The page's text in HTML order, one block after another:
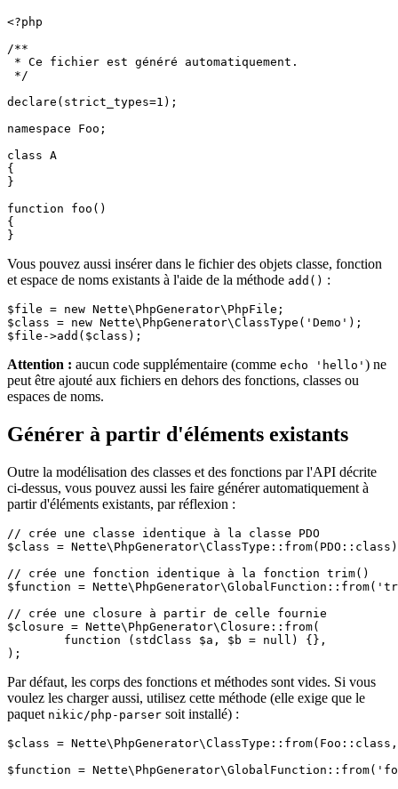
<?php
/**
* Ce fichier est généré automatiquement.
*/
declare(strict_types=1);
namespace Foo;
class A
{
}
function foo()
{
Vous pouvez aussi insérer dans le fichier des objets classe, fonction
et espace de noms existants à l'aide de la méthode add() :
$file = new Nette\PhpGenerator\PhpFile;
$class = new Nette\PhpGenerator\ClassType('Demo');
Attention : aucun code supplémentaire (comme echo 'hello' ) ne
peut être ajouté aux fichiers en dehors des fonctions, classes ou
espaces de noms.
Générer à partir d'éléments existants
Outre la modélisation des classes et des fonctions par l'API décrite
ci-dessus, vous pouvez aussi les faire générer automatiquement à
partir d'éléments existants, par réflexion :
// crée une classe identique à la classe PDO
$class =
// crée une fonction identique à la fonction trim()
$function =
// crée une closure à partir de celle fournie
$closure = Nette\PhpGenerator\Closure::from(
Par défaut, les corps des fonctions et méthodes sont vides. Si vous
voulez les charger aussi, utilisez cette méthode (elle exige que le
paquet nikic/php-parser soit installé) :
$class =